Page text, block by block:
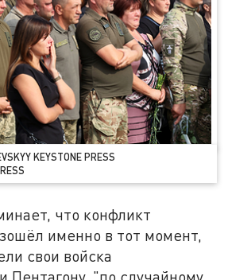
KEYSTONE PRESS
что конфликт
именно в тот момент,
свои войска
Пентагону, "по случайному